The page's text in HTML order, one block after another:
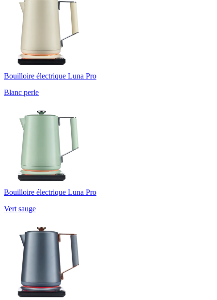
Bouilloire électrique Luna Pro
Blanc perle
Bouilloire électrique Luna Pro
Vert sauge